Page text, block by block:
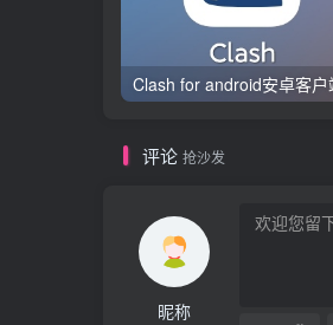
评论 抢沙发
昵称